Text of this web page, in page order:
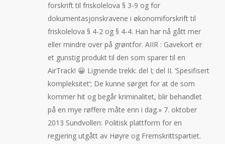
forskrift til friskolelova § 3-9 og for
dokumentasjonskravene i økonomiforskrift til
friskolelova § 4-2 og § 4-4. Han har nå gått mer
eller mindre over på grøntfor. AIIR : Gavekort er
et gunstig produkt til den som sparer til en
AirTrack! 😀 Lignende trekk: del I; del II. ‘Spesifisert
kompleksitet’; De kunne sørget for at de som
kommer hit og begår kriminalitet, blir behandlet
på en mye røffere måte enn i dag.» 7. oktober
2013 Sundvollen: Politisk plattform for en
regjering utgått av Høyre og Fremskrittspartiet.